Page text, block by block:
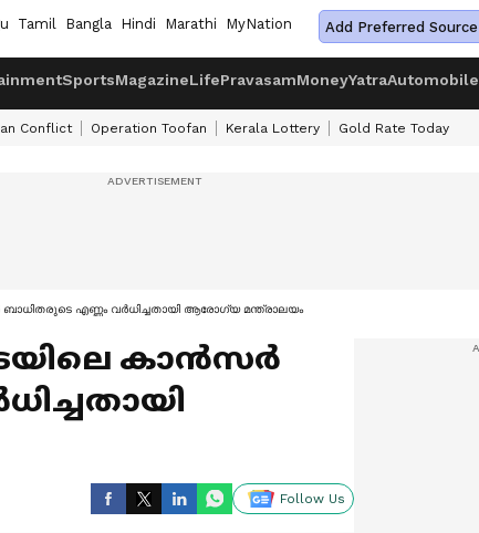
Tamil Bangla Hindi Marathi MyNation Add Preferred Source
SportsMagazineLifePravasamMoneyYatraAutomobile
Conflict Operation Toofan Kerala Lottery Gold Rate Today
എണ്ണം വർധിച്ചതായി ആരോഗ്യ മന്ത്രാലയം
കാൻസർ
Follow Us